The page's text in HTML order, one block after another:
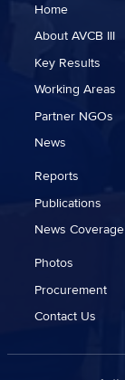
Home
About AVCB III
Key Results
Working Areas
Partner NGOs
News
Reports
Publications
News Coverage
Photos
Procurement
Contact Us